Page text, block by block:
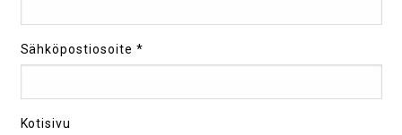
Sähköpostiosoite *
Kotisivu